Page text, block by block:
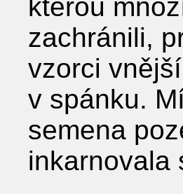
kterou
zachránili,
vzorci
v spánku.
semena
inkarnovala